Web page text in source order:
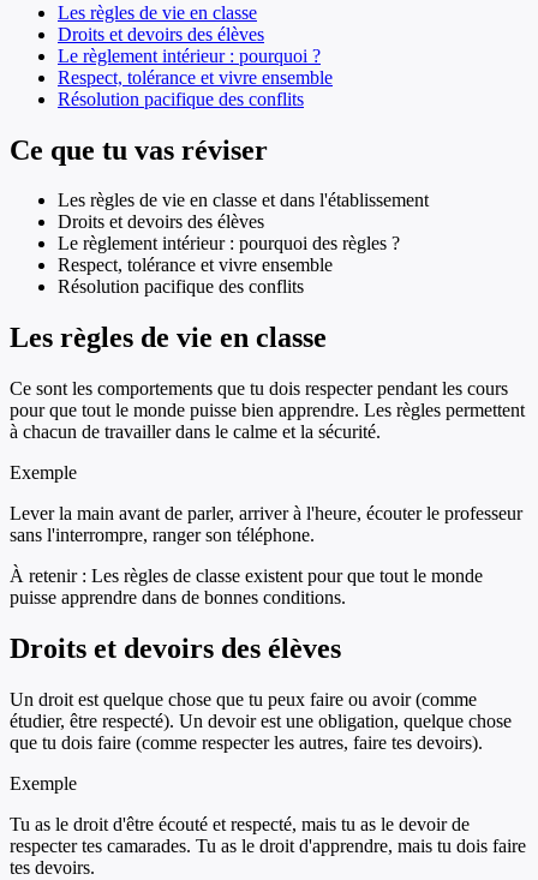
Les règles de vie en classe
Droits et devoirs des élèves
Le règlement intérieur : pourquoi ?
Respect, tolérance et vivre ensemble
Résolution pacifique des conflits
Ce que tu vas réviser
Les règles de vie en classe et dans l'établissement
Droits et devoirs des élèves
Le règlement intérieur : pourquoi des règles ?
Respect, tolérance et vivre ensemble
Résolution pacifique des conflits
Les règles de vie en classe
Ce sont les comportements que tu dois respecter pendant les cours
pour que tout le monde puisse bien apprendre. Les règles permettent
à chacun de travailler dans le calme et la sécurité.
Exemple
Lever la main avant de parler, arriver à l'heure, écouter le professeur
sans l'interrompre, ranger son téléphone.
À retenir : Les règles de classe existent pour que tout le monde
puisse apprendre dans de bonnes conditions.
Droits et devoirs des élèves
Un droit est quelque chose que tu peux faire ou avoir (comme
étudier, être respecté). Un devoir est une obligation, quelque chose
que tu dois faire (comme respecter les autres, faire tes devoirs).
Exemple
Tu as le droit d'être écouté et respecté, mais tu as le devoir de
respecter tes camarades. Tu as le droit d'apprendre, mais tu dois faire
tes devoirs.